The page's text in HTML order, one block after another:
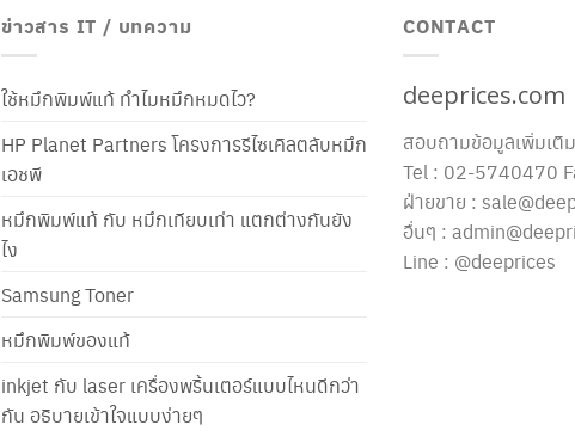
ข่าวสาร IT / บทความ
ใช้หมึกพิมพ์แท้ ทำไมหมึกหมดไว?
HP Planet Partners โครงการรีไซเคิลตลับหมึก
เอชพี
หมึกพิมพ์แท้ กับ หมึกเทียบเท่า แตกต่างกันยัง
ไง
Samsung Toner
หมึกพิมพ์ของแท้
inkjet กับ laser เครื่องพริ้นเตอร์แบบไหนดีกว่า
กัน อธิบายเข้าใจแบบง่ายๆ
CONTACT
deeprices.com
สอบถามข้อมูลเพิ่มเติม
Tel : 02-5740470
ฝ่ายขาย :
อื่นๆ :
Line : @deeprices